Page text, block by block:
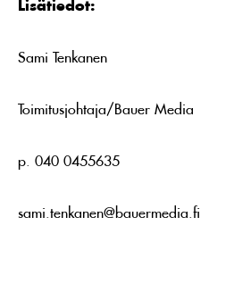
Lisätiedot:
Sami Tenkanen
Toimitusjohtaja/Bauer Media
p. 040 0455635
sami.tenkanen@bauermedia.fi